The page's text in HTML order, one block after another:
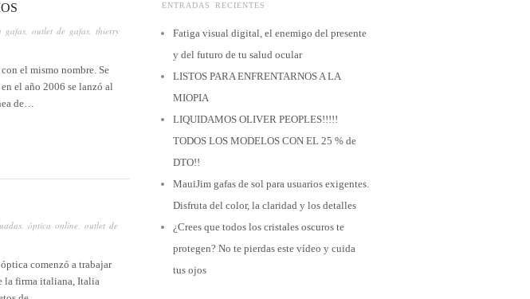
gafas outlet de gafas thierry
el mismo nombre. Se
el año 2006 se lanzó al
de…
, óptica online, outlet de
comenzó a trabajar
la firma italiana, Italia
ENTRADAS RECIENTES
Fatiga visual digital, el enemigo del presente
y del futuro de tu salud ocular
LISTOS PARA ENFRENTARNOS A LA
MIOPIA
LIQUIDAMOS OLIVER PEOPLES!!!!!
TODOS LOS MODELOS CON EL 25 % de
DTO!!
MauiJim gafas de sol para usuarios exigentes.
Disfruta del color, la claridad y los detalles
¿Crees que todos los cristales oscuros te
protegen? No te pierdas este vídeo y cuida
tus ojos